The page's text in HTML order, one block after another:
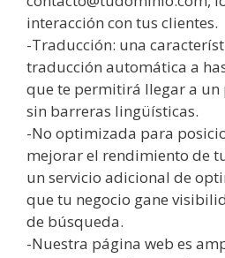
interacción con tus clientes.
-Traducción: una
traducción automática a
que te permitirá llegar a
sin barreras lingüísticas.
-No optimizada para
mejorar el rendimiento de
un servicio adicional de
que tu negocio gane
de búsqueda.
-Nuestra página web es